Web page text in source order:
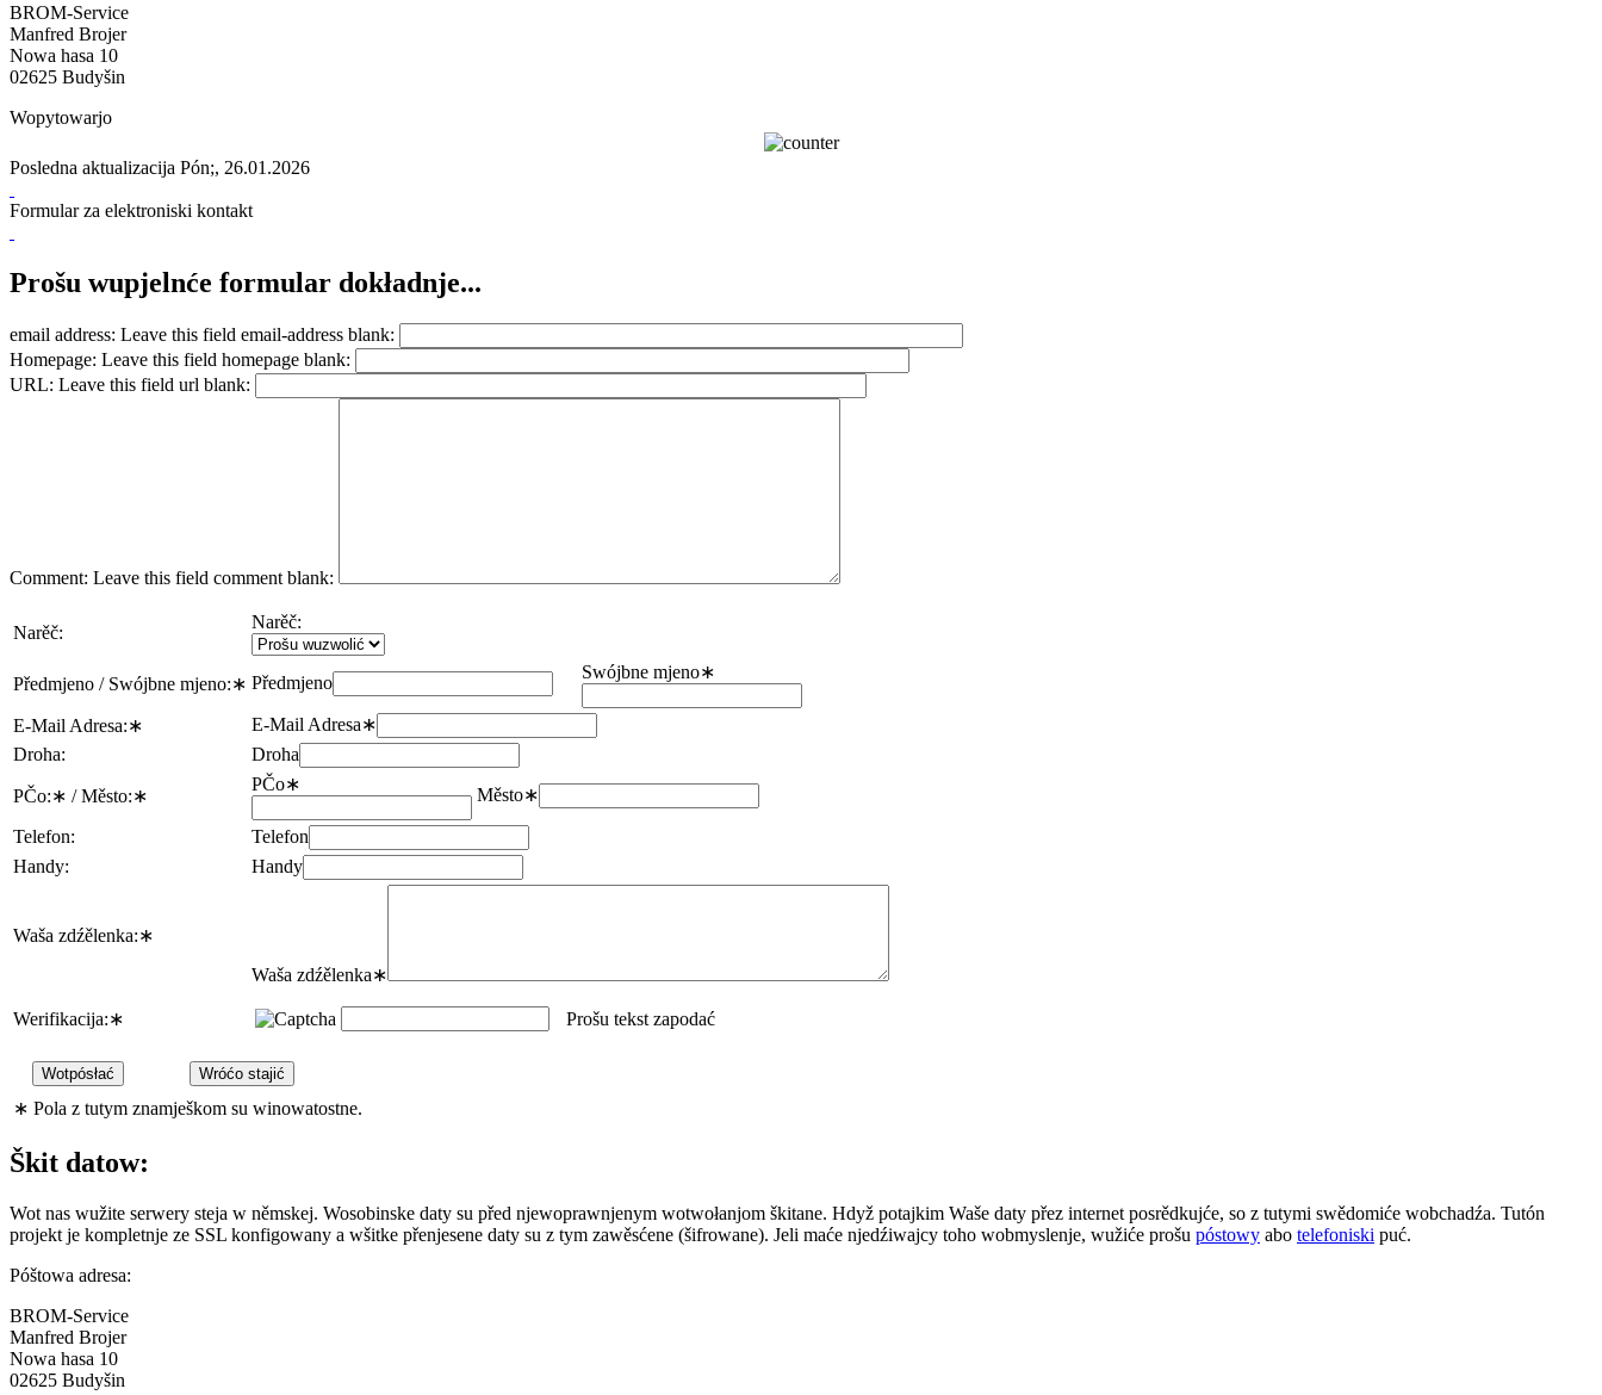
BROM-Service
Manfred Brojer
Nowa hasa 10
02625 Budyšin
Wopytowarjo
Posledna aktualizacija Pón;, 26.01.2026
Formular za elektroniski kontakt
Prošu wupjelnće formular dokładnje...
email address: Leave this field email-address blank:
Homepage: Leave this field homepage blank:
URL: Leave this field url blank:
Comment: Leave this field comment blank:
Narěč:
Narěč:
Předmjeno / Swójbne mjeno:∗ Předmjeno
Swójbne mjeno∗
E-Mail Adresa:∗ E-Mail Adresa∗
Droha:
Droha
PČo:∗ / Město:∗
PČo∗
Město∗
Telefon:
Telefon
Handy:
Handy
Waša zdźělenka:∗
Waša zdźělenka∗
Werifikacija:∗ Prošu tekst zapodać
∗ Pola z tutym znamješkom su winowatostne.
Škit datow:
Wot nas wužite serwery steja w němskej. Wosobinske daty su před njewoprawnjenym wotwołanjom škitane. Hdyž potajkim Waše daty přez internet posrědkujće, so z tutymi swědomiće wobchadźa. Tutón
projekt je kompletnje ze SSL konfigowany a wšitke přenjesene daty su z tym zawěsćene (šifrowane). Jeli maće njedźiwajcy toho wobmyslenje, wužiće prošu póstowy abo telefoniski puć.
Póštowa adresa:
BROM-Service
Manfred Brojer
Nowa hasa 10
02625 Budyšin